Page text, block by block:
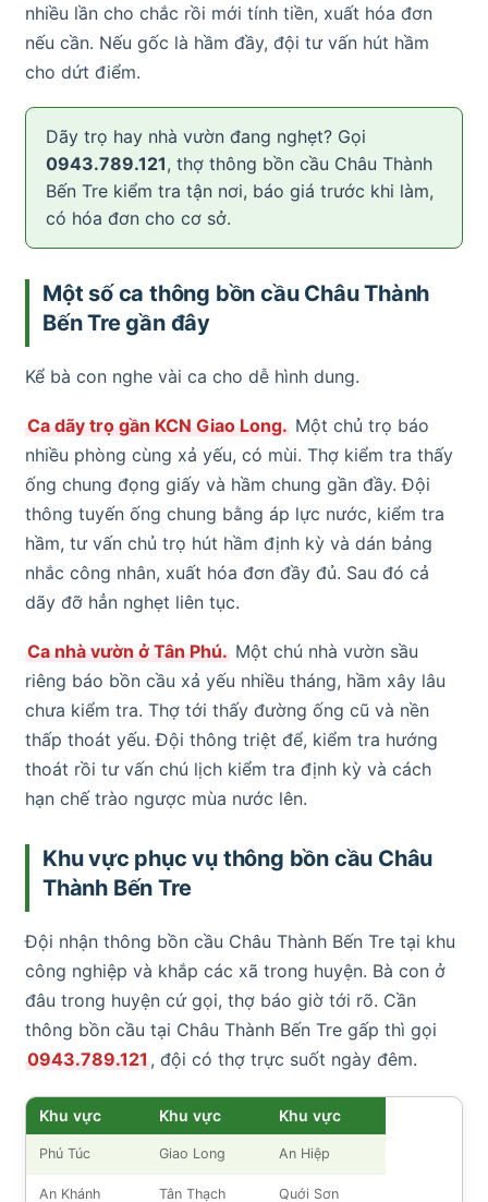
nhiều lần cho chắc rồi mới tính tiền, xuất hóa đơn
nếu cần. Nếu gốc là hầm đầy, đội tư vấn hút hầm
cho dứt điểm.
Dãy trọ hay nhà vườn đang nghẹt? Gọi
0943.789.121, thợ thông bồn cầu Châu Thành
Bến Tre kiểm tra tận nơi, báo giá trước khi làm,
có hóa đơn cho cơ sở.
Một số ca thông bồn cầu Châu Thành
Bến Tre gần đây
Kể bà con nghe vài ca cho dễ hình dung.
Ca dãy trọ gần KCN Giao Long. Một chủ trọ báo
nhiều phòng cùng xả yếu, có mùi. Thợ kiểm tra thấy
ống chung đọng giấy và hầm chung gần đầy. Đội
thông tuyến ống chung bằng áp lực nước, kiểm tra
hầm, tư vấn chủ trọ hút hầm định kỳ và dán bảng
nhắc công nhân, xuất hóa đơn đầy đủ. Sau đó cả
dãy đỡ hẳn nghẹt liên tục.
Ca nhà vườn ở Tân Phú. Một chú nhà vườn sầu
riêng báo bồn cầu xả yếu nhiều tháng, hầm xây lâu
chưa kiểm tra. Thợ tới thấy đường ống cũ và nền
thấp thoát yếu. Đội thông triệt để, kiểm tra hướng
thoát rồi tư vấn chú lịch kiểm tra định kỳ và cách
hạn chế trào ngược mùa nước lên.
Khu vực phục vụ thông bồn cầu Châu
Thành Bến Tre
Đội nhận thông bồn cầu Châu Thành Bến Tre tại khu
công nghiệp và khắp các xã trong huyện. Bà con ở
đâu trong huyện cứ gọi, thợ báo giờ tới rõ. Cần
thông bồn cầu tại Châu Thành Bến Tre gấp thì gọi
0943.789.121 , đội có thợ trực suốt ngày đêm.
Khu vực Khu vực Khu vực
Phú Túc Giao Long An Hiệp
An Khánh Tân Thạch Quới Sơn